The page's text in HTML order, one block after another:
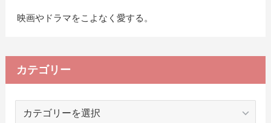
映画やドラマをこよなく愛する。
カテゴリー